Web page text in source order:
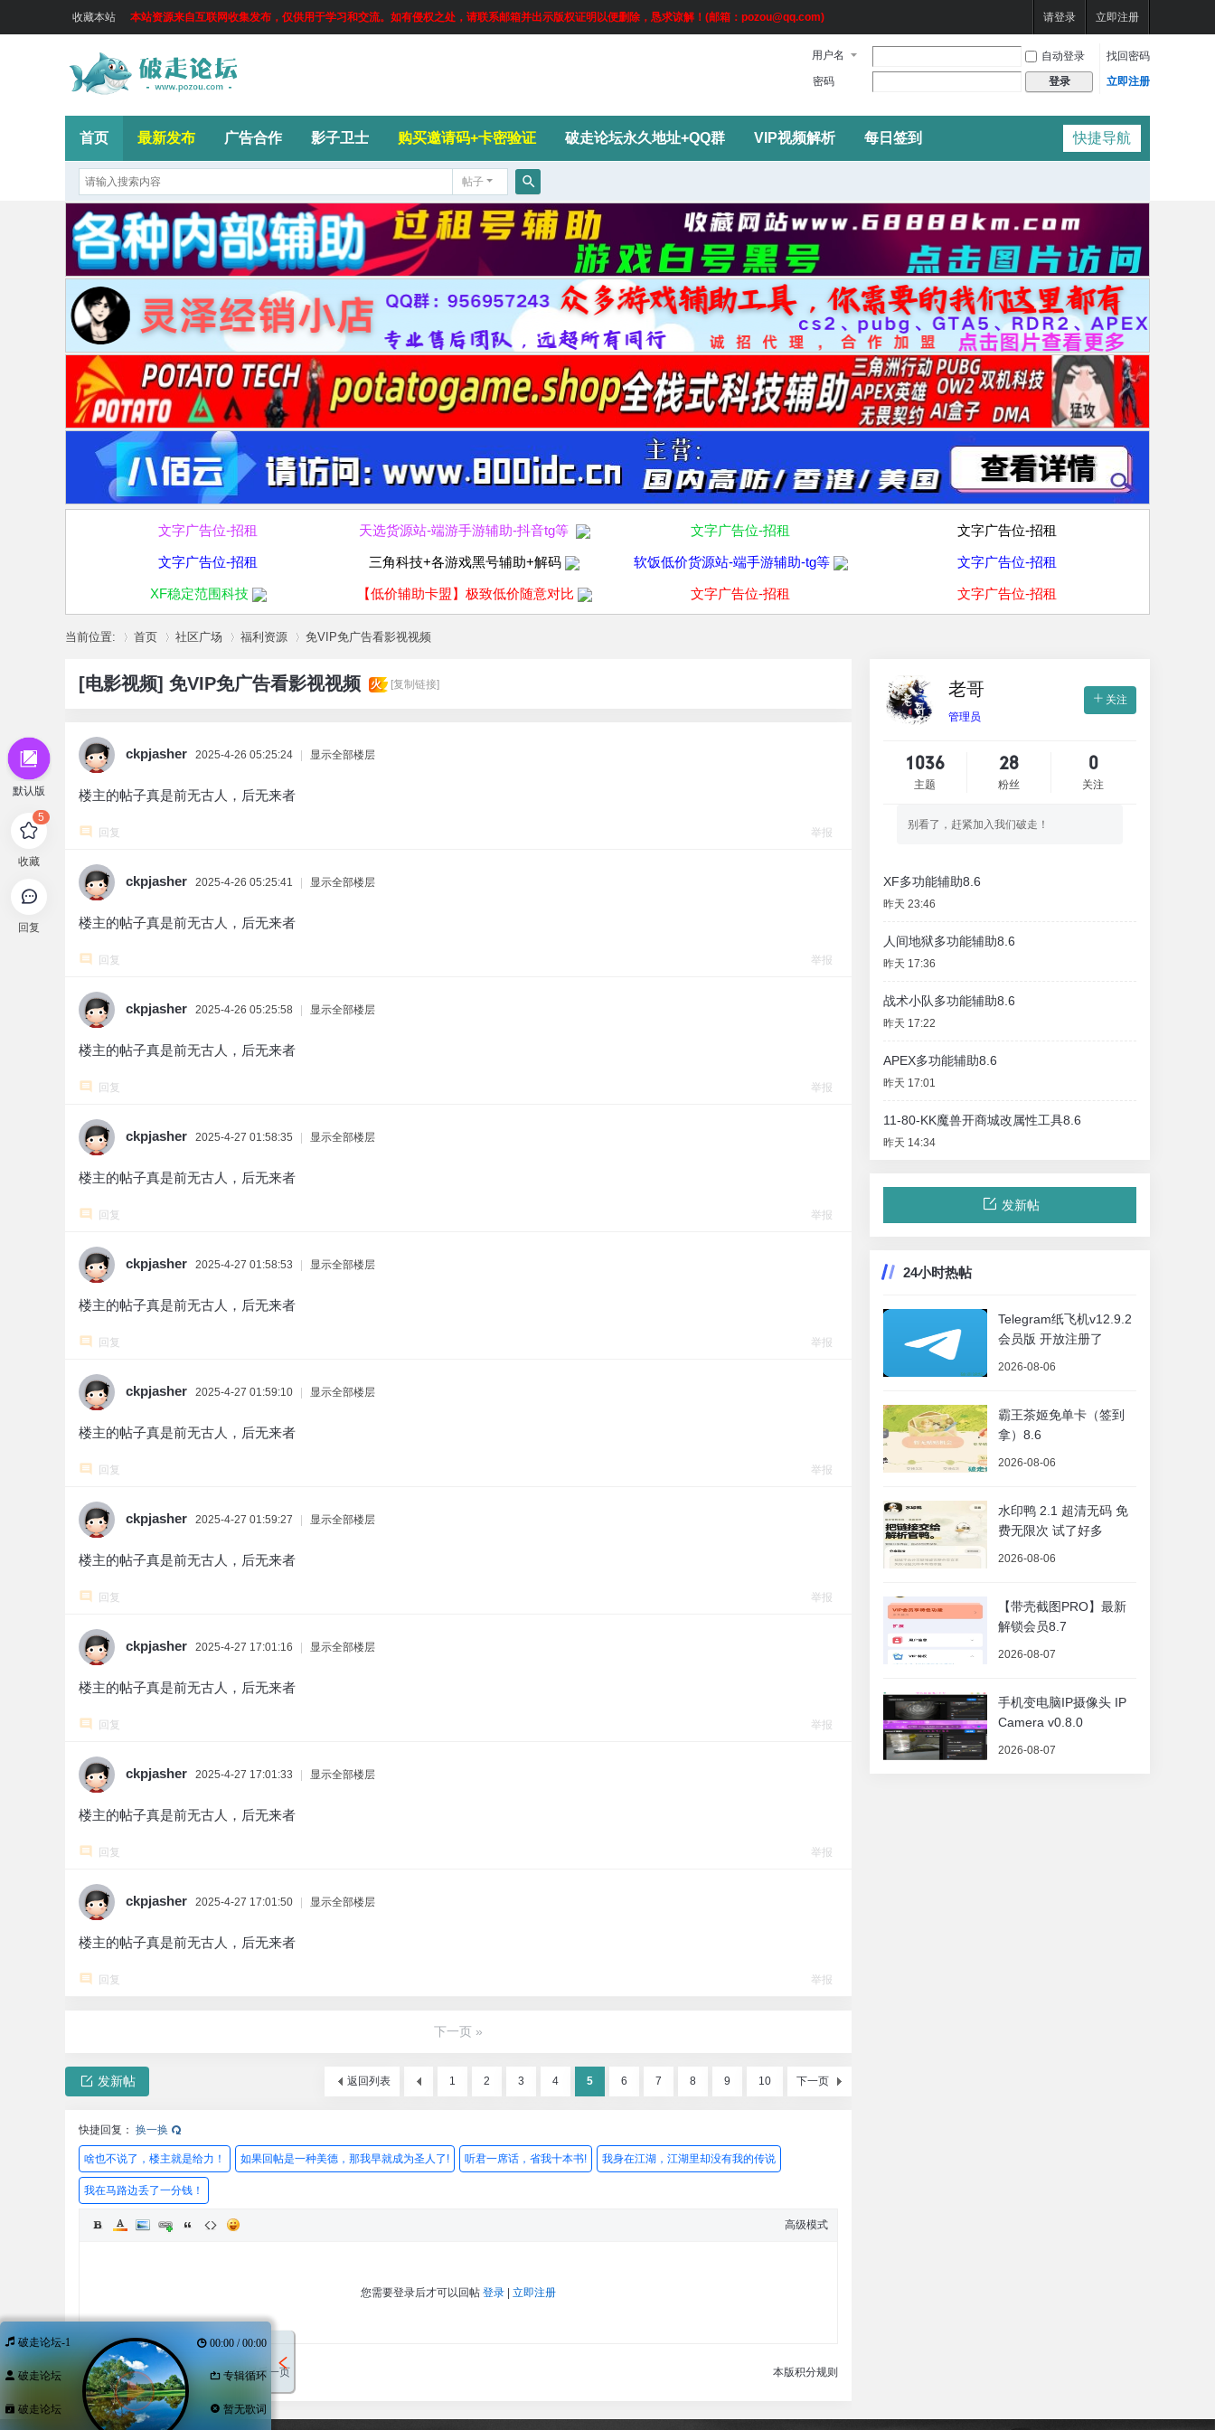
收藏本站 本站资源来自互联网收集发布，仅供用于学习和交流。如有侵权之处，请联系邮箱并出示版权证明以便删除，恳求谅解！(邮箱：pozou@qq.com) 请登录 立即注册
用户名 自动登录
找回密码
密码
登录 立即注册
快捷导航
首页 最新发布 广告合作 影子卫士 购买邀请码+卡密验证 破走论坛永久地址+QQ群 VIP视频解析 每日签到
帖子
搜
索
文字广告位-招租 天选货源站-端游手游辅助-抖音tg等 文字广告位-招租 文字广告位-招租
文字广告位-招租 三角科技+各游戏黑号辅助+解码 软饭低价货源站-端手游辅助-tg等 文字广告位-招租
XF稳定范围科技 【低价辅助卡盟】极致低价随意对比 文字广告位-招租 文字广告位-招租
当前位置: 首页 社区广场 福利资源 免VIP免广告看影视视频
默认版
收藏
5
回复
[电影视频] 免VIP免广告看影视视频 火 [复制链接]
ckpjasher 2025-4-26 05:25:24 显示全部楼层
楼主的帖子真是前无古人，后无来者
回复 举报
ckpjasher 2025-4-26 05:25:41 显示全部楼层
楼主的帖子真是前无古人，后无来者
回复 举报
ckpjasher 2025-4-26 05:25:58 显示全部楼层
楼主的帖子真是前无古人，后无来者
回复 举报
ckpjasher 2025-4-27 01:58:35 显示全部楼层
楼主的帖子真是前无古人，后无来者
回复 举报
ckpjasher 2025-4-27 01:58:53 显示全部楼层
楼主的帖子真是前无古人，后无来者
回复 举报
ckpjasher 2025-4-27 01:59:10 显示全部楼层
楼主的帖子真是前无古人，后无来者
回复 举报
ckpjasher 2025-4-27 01:59:27 显示全部楼层
楼主的帖子真是前无古人，后无来者
回复 举报
ckpjasher 2025-4-27 17:01:16 显示全部楼层
楼主的帖子真是前无古人，后无来者
回复 举报
ckpjasher 2025-4-27 17:01:33 显示全部楼层
楼主的帖子真是前无古人，后无来者
回复 举报
ckpjasher 2025-4-27 17:01:50 显示全部楼层
楼主的帖子真是前无古人，后无来者
回复 举报
下一页 »
1 2 3 4 5 6 7 8 9 10 下一页
返回列表
发新帖
快捷回复： 换一换
啥也不说了，楼主就是给力！ 如果回帖是一种美德，那我早就成为圣人了! 听君一席话，省我十本书! 我身在江湖，江湖里却没有我的传说
我在马路边丢了一分钱！
高级模式
您需要登录后才可以回帖 登录 立即注册
本版积分规则
发表回复 回帖后跳转到最后一页
老哥
管理员
关注
1036
主题
28
粉丝
0
关注
别看了，赶紧加入我们破走！
XF多功能辅助8.6
昨天 23:46
人间地狱多功能辅助8.6
昨天 17:36
战术小队多功能辅助8.6
昨天 17:22
APEX多功能辅助8.6
昨天 17:01
11-80-KK魔兽开商城改属性工具8.6
昨天 14:34
发新帖
24小时热帖
Telegram纸飞机v12.9.2
会员版 开放注册了
2026-08-06
霸王茶姬免单卡（签到
拿）8.6
2026-08-06
水印鸭 2.1 超清无码 免
费无限次 试了好多
2026-08-06
【带壳截图PRO】最新
解锁会员8.7
2026-08-07
手机变电脑IP摄像头 IP
Camera v0.8.0
2026-08-07
破走论坛-1 00:00 / 00:00
破走论坛 专辑循环
破走论坛 暂无歌词